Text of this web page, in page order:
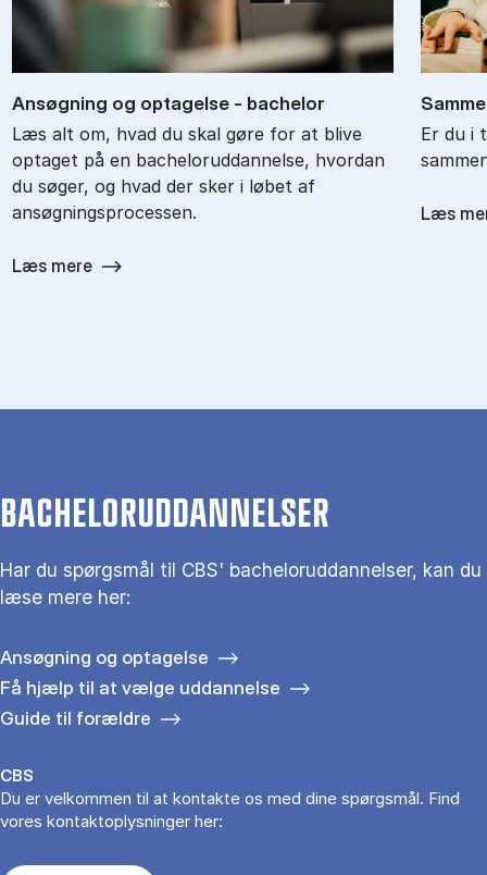
An­søg­ning og op­ta­gel­se - ba­chel­or
Læs alt om, hvad du skal gøre for at blive
optaget på en bacheloruddannelse, hvordan
du søger, og hvad der sker i løbet af
ansøgningsprocessen.
Læs mere
Er du i
Læs
BACHELORUDDANNELSER
Har du spørgsmål til CBS' bacheloruddannelser, kan du
læse mere her:
Ansøgning og optagelse
Få hjælp til at vælge uddannelse
Guide til forældre
CBS
Du er velkommen til at kontakte os med dine spørgsmål. Find
vores kontaktoplysninger her: